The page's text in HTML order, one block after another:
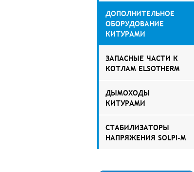
ДОПОЛНИТЕЛЬНОЕ
ОБОРУДОВАНИЕ
КИТУРАМИ
ЗАПАСНЫЕ ЧАСТИ К
КОТЛАМ ELSOTHERM
ДЫМОХОДЫ
КИТУРАМИ
СТАБИЛИЗАТОРЫ
НАПРЯЖЕНИЯ SOLPI-M